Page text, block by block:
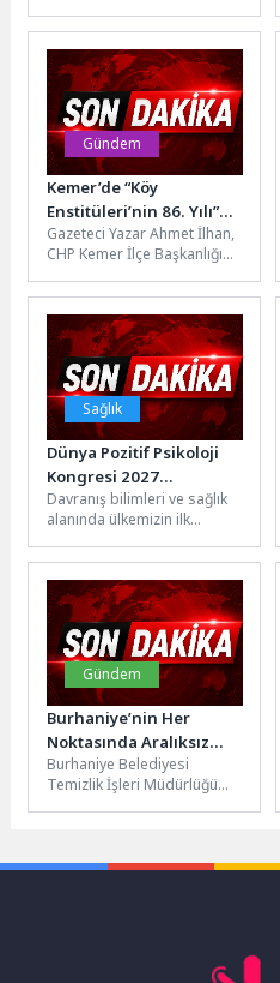
Günü dolayısıyla
mahallelerdeki yaşlı...
Gündem
Kemer’de “Köy
Enstitüleri’nin 86. Yılı”
söyleşisi
Gazeteci Yazar Ahmet İlhan,
CHP Kemer İlçe Başkanlığı
Enstitülerinin 86. Yılı”
konulu...
Sağlık
Dünya Pozitif Psikoloji
Kongresi 2027
İstanbul’da
düzenlenecek!
Davranış bilimleri ve sağlık
alanında ülkemizin ilk
kurulduğu günden beri
pozitif...
Gündem
Burhaniye’nin Her
Noktasında Aralıksız
Temizlik Mesaisi
Burhaniye Belediyesi
Temizlik İşleri Müdürlüğü
kapsamlı temizlik...